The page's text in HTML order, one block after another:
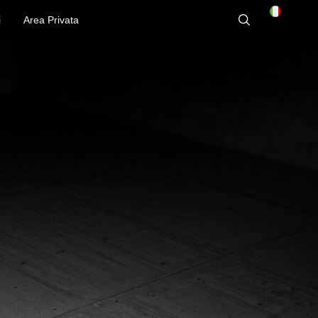
Area Privata